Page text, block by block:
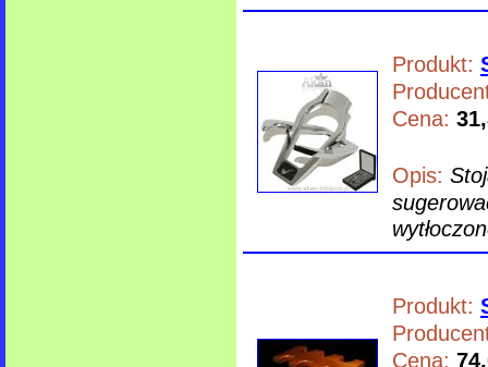
Produkt:
Cena:
Opis:
Produkt:
Cena: